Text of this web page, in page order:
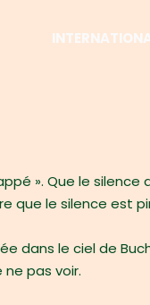
». Que le silence
que le silence est
dans le ciel de
pas voir.